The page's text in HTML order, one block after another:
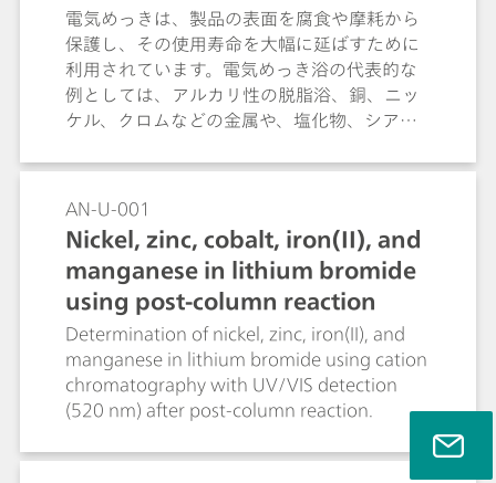
電気めっきは、製品の表面を腐食や摩耗から
保護し、その使用寿命を大幅に延ばすために
利用されています。電気めっき浴の代表的な
例としては、アルカリ性の脱脂浴、銅、ニッ
ケル、クロムなどの金属や、塩化物、シアン
性の浴液です。OMNIS サンプルロボットシス
し、分析を行うことで、手動滴定と比較して
より信頼性の高い結果が得られ、複数のパラ
メータを並行して分析できるため、時間効率
も向上します。
AN-U-001
Nickel, zinc, cobalt, iron(II), and
manganese in lithium bromide
using post-column reaction
Determination of nickel, zinc, iron(II), and
manganese in lithium bromide using cation
chromatography with UV/VIS detection
(520 nm) after post-column reaction.